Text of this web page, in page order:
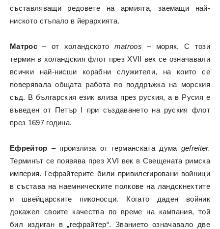
съставляващи редовете на армията, заемащи най-
ниското стъпало в йерархията.
Матрос– от холандското matroos – моряк. С този
термин в холандския флот през XVII век се означавали
всички най-нисши корабни служители, на които се
поверявала общата работа по поддръжка на морския
съд. В българския език влиза през руския, а в Русия е
въведен от Петър I при създаването на руския флот
през 1697 година.
Ефрейтор – произлиза от германската дума gefreiter.
Терминът се появява през XVI век в Свещената римска
империя. Гефрайтерите били привилегировани войници
в състава на наемническите полкове на ландскнехтите
и швейцарските пиконосци. Когато даден войник
докажел своите качества по време на кампания, той
бил издиган в „гефрайтер“. Званието означавало две